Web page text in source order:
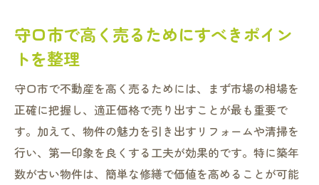
守口市で高く売るためにすべきポイン
トを整理
守口市で不動産を高く売るためには、まず市場の相場を
正確に把握し、適正価格で売り出すことが最も重要で
す。加えて、物件の魅力を引き出すリフォームや清掃を
行い、第一印象を良くする工夫が効果的です。特に築年
数が古い物件は、簡単な修繕で価値を高めることが可能